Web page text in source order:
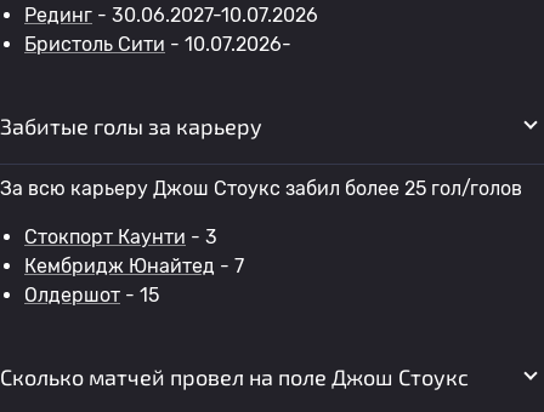
Рединг - 30.06.2027-10.07.2026
Бристоль Сити - 10.07.2026-
Забитые голы за карьеру
За всю карьеру Джош Стоукс забил более 25 гол/голов
Стокпорт Каунти - 3
Кембридж Юнайтед - 7
Олдершот - 15
Сколько матчей провел на поле Джош Стоукс